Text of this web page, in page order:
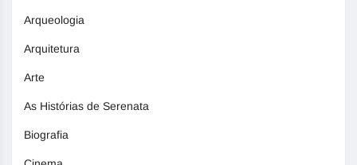
Arqueologia
Arquitetura
Arte
As Histórias de Serenata
Biografia